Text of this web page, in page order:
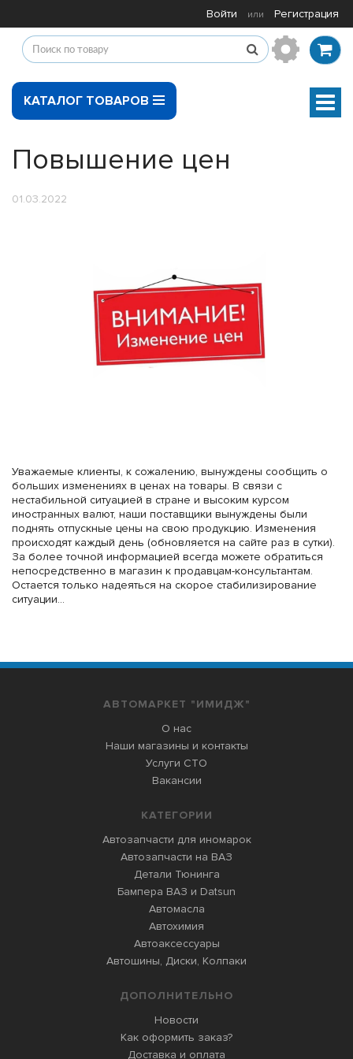
Войти или Регистрация
КАТАЛОГ ТОВАРОВ
Повышение цен
01.03.2022
Уважаемые клиенты, к сожалению, вынуждены сообщить о
больших изменениях в ценах на товары. В связи с
нестабильной ситуацией в стране и высоким курсом
иностранных валют, наши поставщики вынуждены были
поднять отпускные цены на свою продукцию. Изменения
происходят каждый день (обновляется на сайте раз в сутки).
За более точной информацией всегда можете обратиться
непосредственно в магазин к продавцам-консультантам.
Остается только надеяться на скорое стабилизирование
ситуации...
АВТОМАРКЕТ "ИМИДЖ"
О нас
Наши магазины и контакты
Услуги СТО
Вакансии
КАТЕГОРИИ
Автозапчасти для иномарок
Автозапчасти на ВАЗ
Детали Тюнинга
Бампера ВАЗ и Datsun
Автомасла
Автохимия
Автоаксессуары
Автошины, Диски, Колпаки
ДОПОЛНИТЕЛЬНО
Новости
Как оформить заказ?
Доставка и оплата